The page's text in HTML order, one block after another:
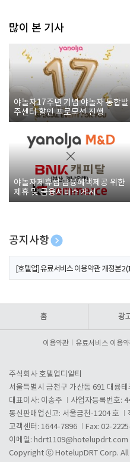
많이 본 기사
야놀자17주년 기념 야놀자 통합발
주센터 할인 프로모션 진행
야놀자제휴점 금융혜택제공 위한
제휴 및 금융서비스 게시
공지사항
[호텔업] 개인정보 처리방침 개정본1
[호텔업] 유료서비스 이용약관 개정본2
홈 광
이용약관 유료서비스 이용
주식회사 호텔업디알티
서울특별시 금천구 가산동 691 대륭
대표이사: 이송주
사업자등록번호:
통신판매업신고: 서울금천-1204 호
고객센터: 1644-7896
Fax: 02-
이메일: hdrt1109@hotelupdrt.com
Copyright ⓒ HotelupDRT Corp.